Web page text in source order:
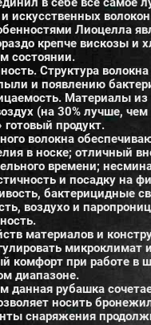
искусственных
Лиоцелла
крепче вискозы и
состоянии.
Структура
и появлению
Материалы
(на 30% лучше, чем
продукт.
волокна
в носке; отличный
времени;
и посадку на
бактерицидные
воздухо и
материалов и
микроклимат
комфорт при работе в
диапазоне.
данная рубашка
носить
снаряжения